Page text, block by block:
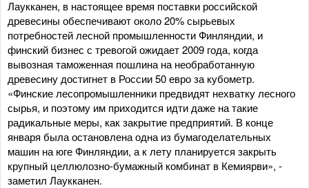
Лаукканен, в настоящее время поставки российской
древесины обеспечивают около 20% сырьевых
потребностей лесной промышленности Финляндии, и
финский бизнес с тревогой ожидает 2009 года, когда
вывозная таможенная пошлина на необработанную
древесину достигнет в России 50 евро за кубометр.
«Финские лесопромышленники предвидят нехватку лесного
сырья, и поэтому им приходится идти даже на такие
радикальные меры, как закрытие предприятий. В конце
января была остановлена одна из бумагоделательных
машин на юге Финляндии, а к лету планируется закрыть
крупный целлюлозно-бумажный комбинат в Кемиярви», -
заметил Лаукканен.